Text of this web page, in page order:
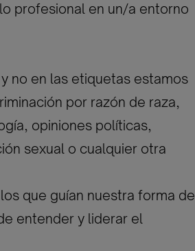
profesional en un/a entorno
no en las etiquetas estamos
por razón de raza,
opiniones políticas,
sexual o cualquier otra
que guían nuestra forma de
entender y liderar el